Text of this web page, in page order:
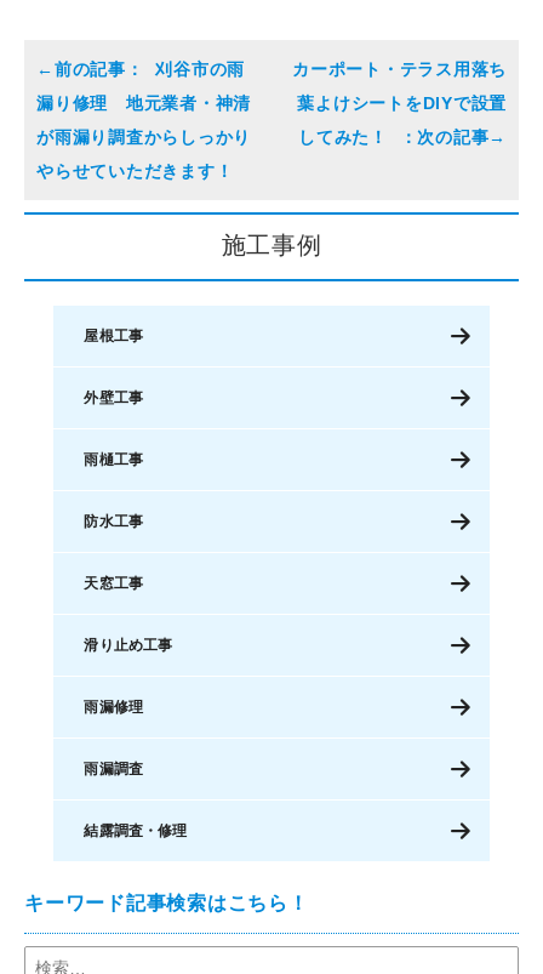
刈谷市の雨
漏り修理 地元業者・神清
が雨漏り調査からしっかり
やらせていただきます！
カーポート・テラス用落ち
葉よけシートをDIYで設置
してみた！
施工事例
屋根工事
外壁工事
雨樋工事
防水工事
天窓工事
滑り止め工事
雨漏修理
雨漏調査
結露調査・修理
キーワード記事検索はこちら！